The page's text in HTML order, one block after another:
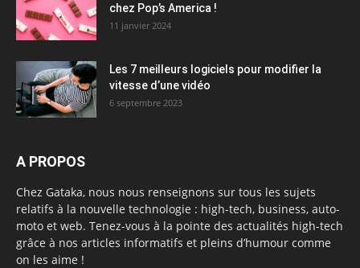
chez Pop’s America !
11 janvier 2024
Les 7 meilleurs logiciels pour modifier la
vitesse d’une vidéo
6 septembre 2023
A PROPOS
Chez Gataka, nous nous renseignons sur tous les sujets
relatifs à la nouvelle technologie : high-tech, business, auto-
moto et web. Tenez-vous à la pointe des actualités high-tech
grâce à nos articles informatifs et pleins d’humour comme
on les aime !